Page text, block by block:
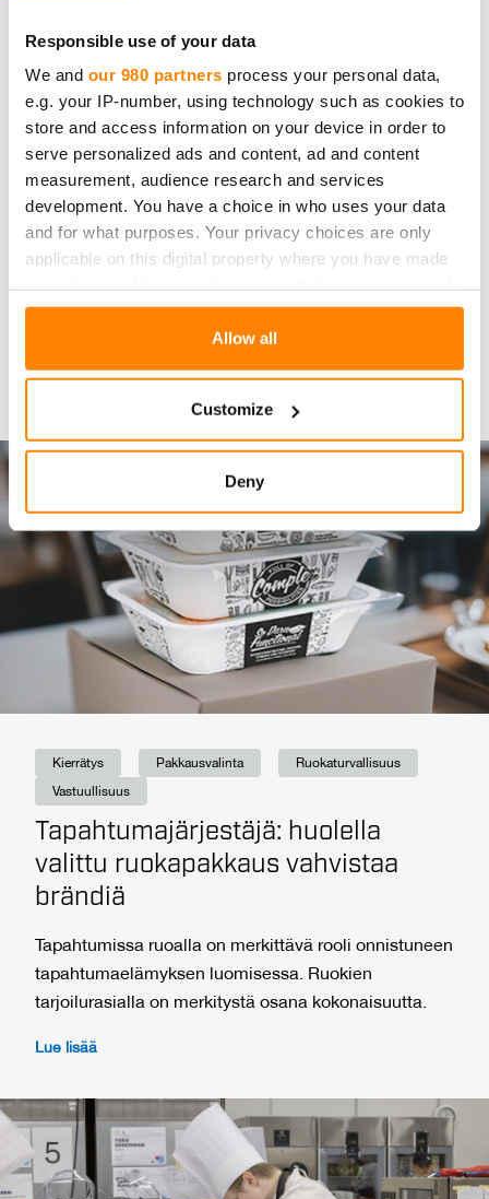
Responsible use of your data
We and our 980 partners process your personal data,
e.g. your IP-number, using technology such as cookies to
store and access information on your device in order to
serve personalized ads and content, ad and content
measurement, audience research and services
development. You have a choice in who uses your data
and for what purposes. Your privacy choices are only
applicable on this digital property where you have made
any time from the Cookie Declaration or by clicking on
and set your preferences in thedetails section
provide social media features and to analyse our traffic.
our social media, advertising and analytics partners who
may combine it with other information that you’ve
provided to them or that they’ve collected from your use
of their services.
Allow all
Customize
Deny
Seuraava kirjoitus
Kierrätys Pakkausvalinta Ruokaturvallisuus
Vastuullisuus
Tapahtumajärjestäjä: huolella
valittu ruokapakkaus vahvistaa
brändiä
Tapahtumissa ruoalla on merkittävä rooli onnistuneen
tapahtumaelämyksen luomisessa. Ruokien
tarjoilurasialla on merkitystä osana kokonaisuutta.
Lue lisää